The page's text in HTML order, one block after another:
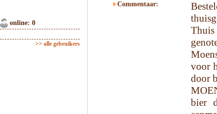
online: 0
>> alle gebruikers
Commentaar:
voor
door
bier